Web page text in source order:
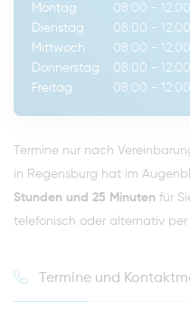
Montag 08:00 - 12:00
Dienstag
08:00 - 12:00
Mittwoch
08:00 - 12:00
Donnerstag
08:00 - 12:00
Freitag
08:00 - 12:00
Termine nur nach
in Regensburg hat im
Stunden und 25 Minuten für
telefonisch oder alternativ per
Termine und